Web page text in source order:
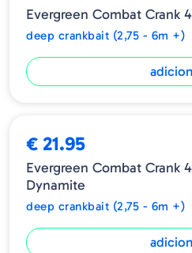
Tipo Floating
Evergreen Combat Crank
deep crankbait (2,75 - 6m +)
€ 21.95
Evergreen Combat Crank
Dynamite
deep crankbait (2,75 - 6m +)